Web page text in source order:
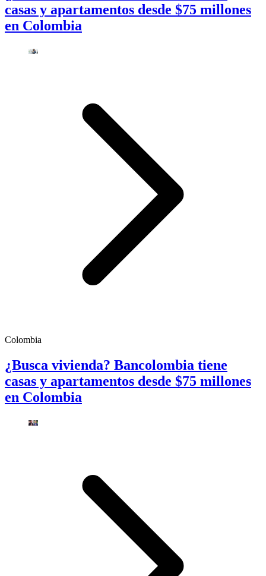
casas y apartamentos desde $75 millones
en Colombia
Colombia
¿Busca vivienda? Bancolombia tiene
casas y apartamentos desde $75 millones
en Colombia